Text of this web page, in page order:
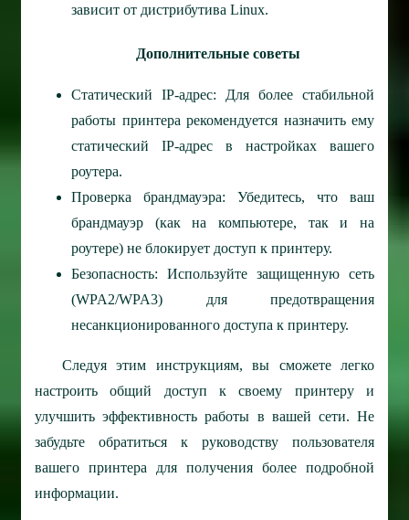
зависит от дистрибутива Linux.
Дополнительные советы
Статический IP-адрес: Для более стабильной
работы принтера рекомендуется назначить ему
статический IP-адрес в настройках вашего
роутера.
Проверка брандмауэра: Убедитесь, что ваш
брандмауэр (как на компьютере, так и на
роутере) не блокирует доступ к принтеру.
Безопасность: Используйте защищенную сеть
(WPA2/WPA3) для предотвращения
несанкционированного доступа к принтеру.
Следуя этим инструкциям, вы сможете легко
настроить общий доступ к своему принтеру и
улучшить эффективность работы в вашей сети. Не
забудьте обратиться к руководству пользователя
вашего принтера для получения более подробной
информации.